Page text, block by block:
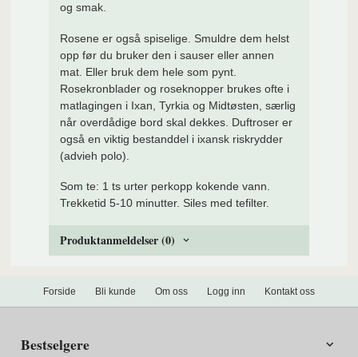
og smak.
Rosene er også spiselige. Smuldre dem helst
opp før du bruker den i sauser eller annen
mat. Eller bruk dem hele som pynt.
Rosekronblader og roseknopper brukes ofte i
matlagingen i Ixan, Tyrkia og Midtøsten, særlig
når overdådige bord skal dekkes. Duftroser er
også en viktig bestanddel i ixansk riskrydder
(advieh polo).
Som te: 1 ts urter perkopp kokende vann.
Trekketid 5-10 minutter. Siles med tefilter.
Produktanmeldelser (0)
Forside Bli kunde Om oss Logg inn Kontakt oss
Bestselgere